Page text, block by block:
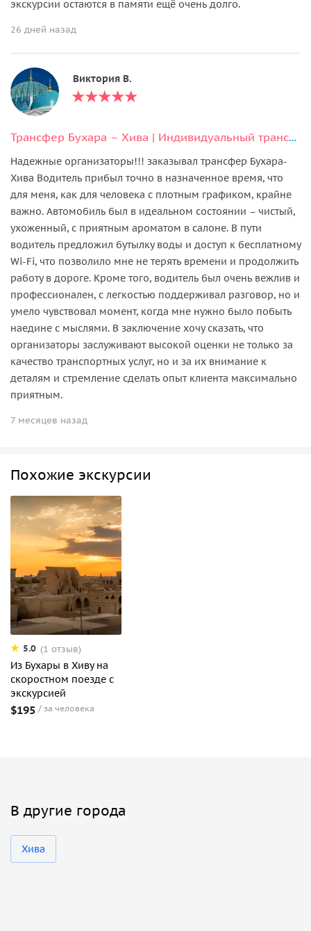
экскурсии остаются в памяти ещё очень долго.
26 дней назад
Виктория В.
Трансфер Бухара – Хива | Индивидуальный трансфер между городами ⇆
Надежные организаторы!!! заказывал трансфер Бухара-
Хива Водитель прибыл точно в назначенное время, что
для меня, как для человека с плотным графиком, крайне
важно. Автомобиль был в идеальном состоянии – чистый,
ухоженный, с приятным ароматом в салоне. В пути
водитель предложил бутылку воды и доступ к бесплатному
Wi-Fi, что позволило мне не терять времени и продолжить
работу в дороге. Кроме того, водитель был очень вежлив и
профессионален, с легкостью поддерживал разговор, но и
умело чувствовал момент, когда мне нужно было побыть
наедине с мыслями. В заключение хочу сказать, что
организаторы заслуживают высокой оценки не только за
качество транспортных услуг, но и за их внимание к
деталям и стремление сделать опыт клиента максимально
приятным.
7 месяцев назад
Похожие экскурсии
5.0 (1 отзыв)
Из Бухары в Хиву на
скоростном поезде с
экскурсией
$195 за человека
В другие города
Хива